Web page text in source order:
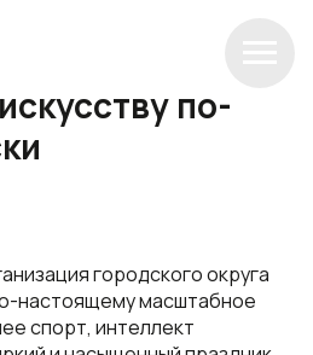
по-
городского округа
настоящему масштабное
спорт, интеллект